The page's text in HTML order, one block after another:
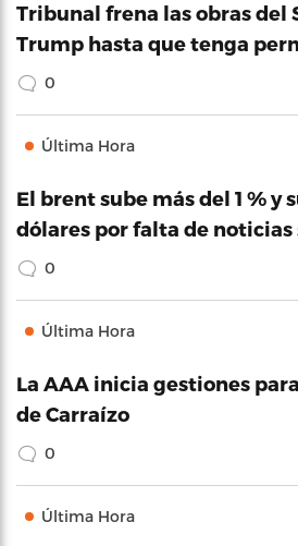
Tribunal frena las obras del
Trump hasta que tenga
0
Última Hora
El brent sube más del 1 % y
dólares por falta de noticias
0
Última Hora
La AAA inicia gestiones
de Carraízo
0
Última Hora